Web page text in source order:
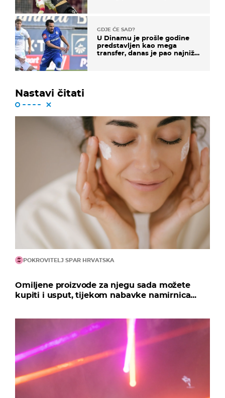
GDJE ĆE SAD?
U Dinamu je prošle godine
predstavljen kao mega
transfer, danas je pao najniže
Nastavi čitati
POKROVITELJ SPAR HRVATSKA
Omiljene proizvode za njegu sada možete
kupiti i usput, tijekom nabavke namirnica...